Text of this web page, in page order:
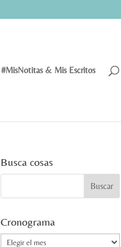
#MisNotitas & Mis Escritos
Busca cosas
Cronograma
Cronograma